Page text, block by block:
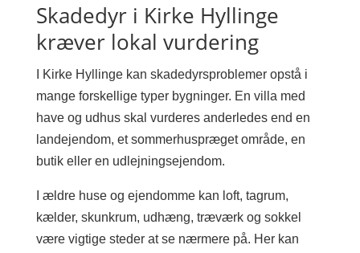
Skadedyr i Kirke Hyllinge
kræver lokal vurdering
I Kirke Hyllinge kan skadedyrsproblemer opstå i
mange forskellige typer bygninger. En villa med
have og udhus skal vurderes anderledes end en
landejendom, et sommerhuspræget område, en
butik eller en udlejningsejendom.
I ældre huse og ejendomme kan loft, tagrum,
kælder, skunkrum, udhæng, træværk og sokkel
være vigtige steder at se nærmere på. Her kan